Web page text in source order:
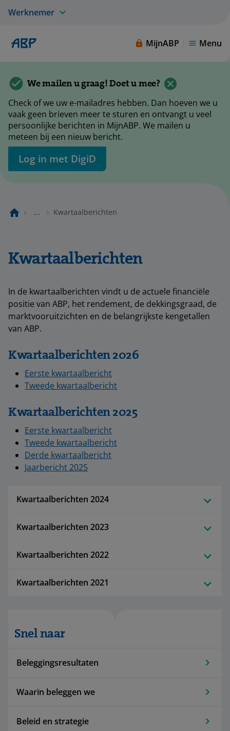
Werknemer
MijnABP Menu
We mailen u graag! Doet u mee?
Check of we uw e-mailadres hebben. Dan hoeven we u
vaak geen brieven meer te sturen en ontvangt u veel
persoonlijke berichten in MijnABP. We mailen u
meteen bij een nieuw bericht.
Log in met DigiD
... Kwartaalberichten
Kwartaalberichten
In de kwartaalberichten vindt u de actuele financiële
positie van ABP, het rendement, de dekkingsgraad, de
marktvooruitzichten en de belangrijkste kengetallen
van ABP.
Kwartaalberichten 2026
Eerste kwartaalbericht
Tweede kwartaalbericht
Kwartaalberichten 2025
Eerste kwartaalbericht
Tweede kwartaalbericht
Derde kwartaalbericht
Jaarbericht 2025
Kwartaalberichten 2024
Kwartaalberichten 2023
Kwartaalberichten 2022
Kwartaalberichten 2021
Snel naar
Beleggingsresultaten
Waarin beleggen we
Beleid en strategie